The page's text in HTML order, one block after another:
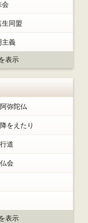
会
同盟
主義
表示
弥陀仏
をえたり
道
会
表示